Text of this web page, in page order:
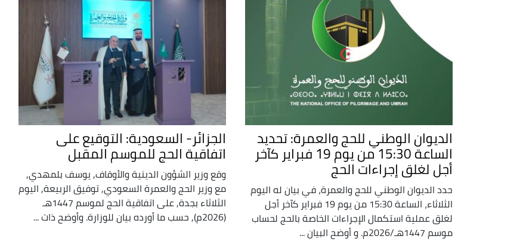
الديوان الوطني للحج والعمرة: تحديد
الساعة 15:30 من يوم 19 فبراير كآخر
أجل لغلق إجراءات الحج
حدد الديوان الوطني للحج والعمرة، في بيان له اليوم
الثلاثاء، الساعة 15:30 من يوم 19 فبراير كآخر أجل
لغلق عملية استكمال الإجراءات الخاصة بالحج لحساب
موسم 1447هـ/2026م. و أوضح البيان ...
الجزائر- السعودية: التوقيع على
اتفاقية الحج للموسم المقبل
وقع وزير الشؤون الدينية والأوقاف, يوسف بلمهدي,
مع وزير الحج والعمرة السعودي, توفيق الربيعة, اليوم
الثلاثاء بجدة, على اتفاقية الحج لموسم 1447هـ
(2026م), حسب ما أورده بيان للوزارة. وأوضح ذات ...